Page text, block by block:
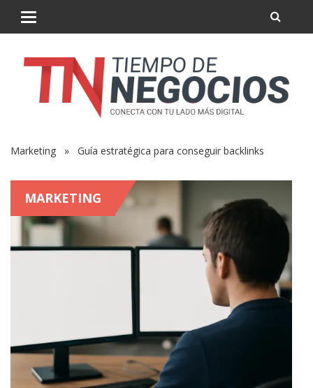
Marketing » Guía estratégica para conseguir backlinks
MARKETING